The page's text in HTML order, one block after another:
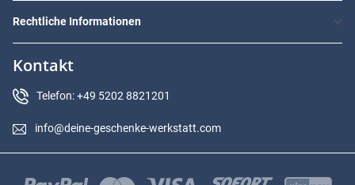
Rechtliche Informationen
Kontakt
Telefon: +49 5202 8821201
info@deine-geschenke-werkstatt.com